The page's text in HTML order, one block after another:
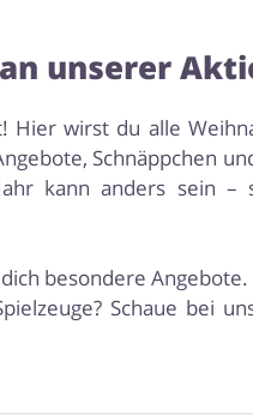
unserer
wirst du alle
Schnäppchen
kann anders sein
besondere
Schaue bei